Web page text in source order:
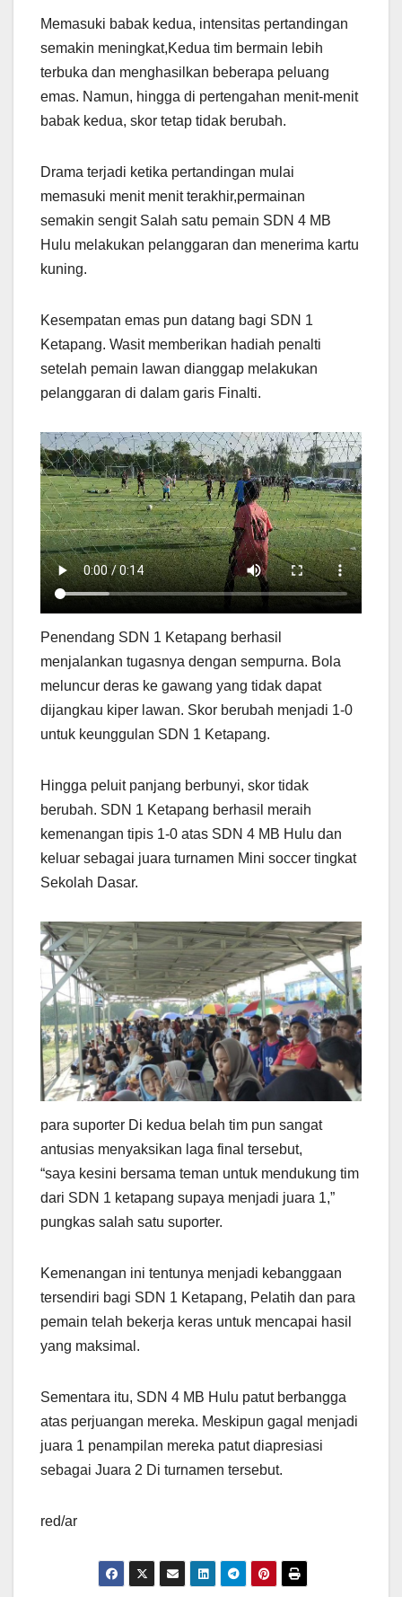
Memasuki babak kedua, intensitas pertandingan
semakin meningkat,Kedua tim bermain lebih
terbuka dan menghasilkan beberapa peluang
emas. Namun, hingga di pertengahan menit-menit
babak kedua, skor tetap tidak berubah.
Drama terjadi ketika pertandingan mulai
memasuki menit menit terakhir,permainan
semakin sengit Salah satu pemain SDN 4 MB
Hulu melakukan pelanggaran dan menerima kartu
kuning.
Kesempatan emas pun datang bagi SDN 1
Ketapang. Wasit memberikan hadiah penalti
setelah pemain lawan dianggap melakukan
pelanggaran di dalam garis Finalti.
Penendang SDN 1 Ketapang berhasil
menjalankan tugasnya dengan sempurna. Bola
meluncur deras ke gawang yang tidak dapat
dijangkau kiper lawan. Skor berubah menjadi 1-0
untuk keunggulan SDN 1 Ketapang.
Hingga peluit panjang berbunyi, skor tidak
berubah. SDN 1 Ketapang berhasil meraih
kemenangan tipis 1-0 atas SDN 4 MB Hulu dan
keluar sebagai juara turnamen Mini soccer tingkat
Sekolah Dasar.
para suporter Di kedua belah tim pun sangat
antusias menyaksikan laga final tersebut,
“saya kesini bersama teman untuk mendukung tim
dari SDN 1 ketapang supaya menjadi juara 1,”
pungkas salah satu suporter.
Kemenangan ini tentunya menjadi kebanggaan
tersendiri bagi SDN 1 Ketapang, Pelatih dan para
pemain telah bekerja keras untuk mencapai hasil
yang maksimal.
Sementara itu, SDN 4 MB Hulu patut berbangga
atas perjuangan mereka. Meskipun gagal menjadi
juara 1 penampilan mereka patut diapresiasi
sebagai Juara 2 Di turnamen tersebut.
red/ar